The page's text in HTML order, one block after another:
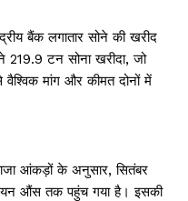
बैंक लगातार सोने की खरीद
219.9 टन सोना खरीदा, जो
वैश्विक मांग और कीमत दोनों में
आंकड़ों के अनुसार, सितंबर
औंस तक पहुंच गया है। इसकी